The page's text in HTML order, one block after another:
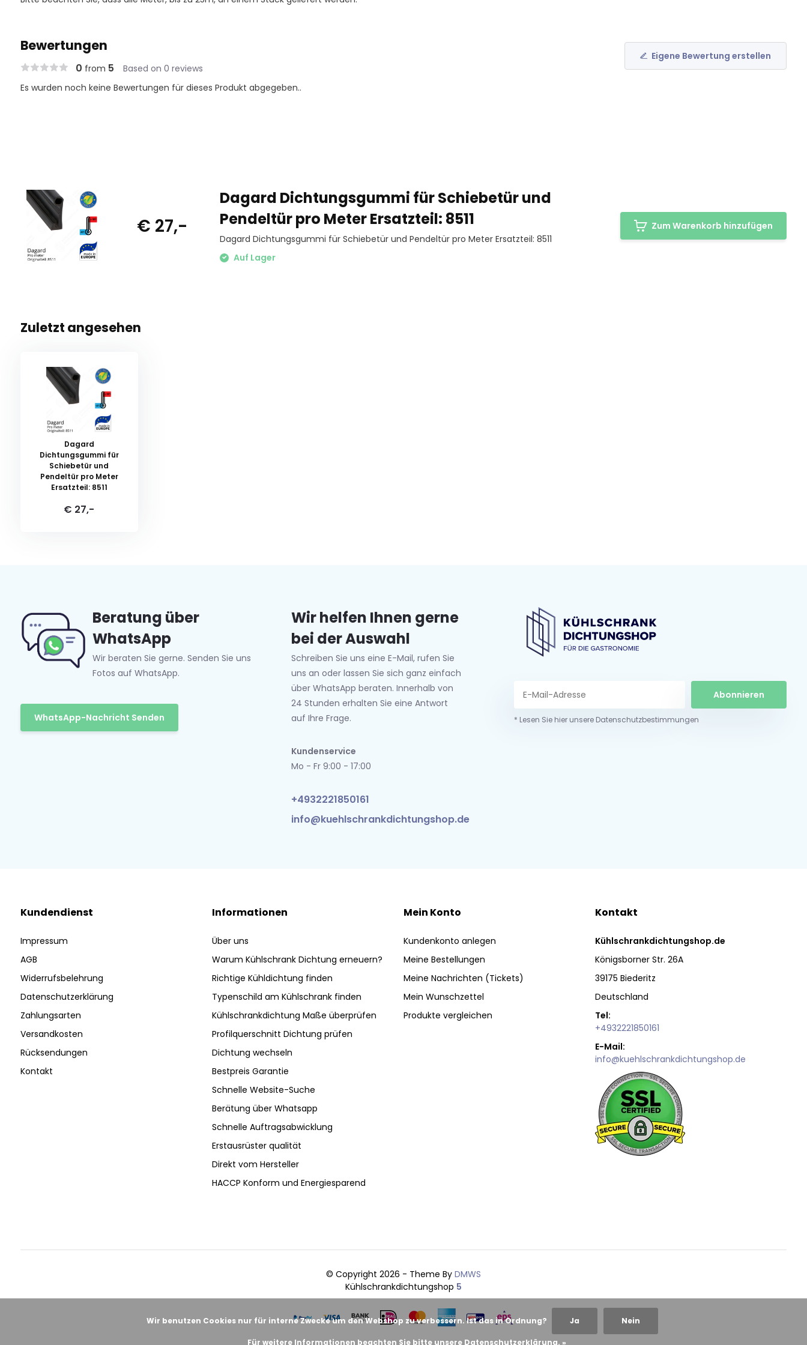
Bewertungen
0 from 5 Based on 0 reviews
Eigene Bewertung erstellen
Es wurden noch keine Bewertungen für dieses Produkt abgegeben..
€ 27,-
Dagard Dichtungsgummi für Schiebetür und
Pendeltür pro Meter Ersatzteil: 8511
Dagard Dichtungsgummi für Schiebetür und Pendeltür pro Meter Ersatzteil: 8511
Auf Lager
Zum Warenkorb hinzufügen
Zuletzt angesehen
Dagard
Dichtungsgummi für
Schiebetür und
Pendeltür pro Meter
Ersatzteil: 8511
€ 27,-
Beratung über
WhatsApp
Wir beraten Sie gerne. Senden Sie uns
Fotos auf WhatsApp.
WhatsApp-Nachricht Senden
Wir helfen Ihnen gerne
bei der Auswahl
Schreiben Sie uns eine E-Mail, rufen Sie
uns an oder lassen Sie sich ganz einfach
über WhatsApp beraten. Innerhalb von
24 Stunden erhalten Sie eine Antwort
auf Ihre Frage.
Kundenservice
Mo - Fr 9:00 - 17:00
+4932221850161
info@kuehlschrankdichtungshop.de
Abonnieren
* Lesen Sie hier unsere Datenschutzbestimmungen
Kundendienst
Impressum
AGB
Widerrufsbelehrung
Datenschutzerklärung
Zahlungsarten
Versandkosten
Rücksendungen
Kontakt
Informationen
Über uns
Warum Kühlschrank Dichtung erneuern?
Richtige Kühldichtung finden
Typenschild am Kühlschrank finden
Kühlschrankdichtung Maße überprüfen
Profilquerschnitt Dichtung prüfen
Dichtung wechseln
Bestpreis Garantie
Schnelle Website-Suche
Berätung über Whatsapp
Schnelle Auftragsabwicklung
Erstausrüster qualität
Direkt vom Hersteller
HACCP Konform und Energiesparend
Mein Konto
Kundenkonto anlegen
Meine Bestellungen
Meine Nachrichten (Tickets)
Mein Wunschzettel
Produkte vergleichen
Kontakt
Kühlschrankdichtungshop.de
Königsborner Str. 26A
39175 Biederitz
Deutschland
Tel:
+4932221850161
E-Mail:
info@kuehlschrankdichtungshop.de
© Copyright 2026 - Theme By DMWS
Kühlschrankdichtungshop 5
Wir benutzen Cookies nur für interne Zwecke um den Webshop zu verbessern. Ist das in Ordnung? Ja Nein
Für weitere Informationen beachten Sie bitte unsere Datenschutzerklärung. »